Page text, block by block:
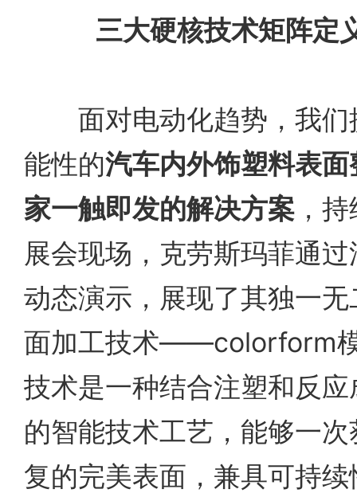
三大硬核技术矩阵定
面对电动化趋势，我们
能性的汽车内外饰塑料表
家一触即发的解决方案 ，
展会现场，克劳斯玛菲通
动态演示，展现了其独一无
面加工技术——colorform
技术是一种结合注塑和反
的智能技术工艺，能够一
复的完美表面，兼具可持